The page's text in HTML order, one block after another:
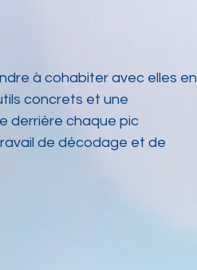
à cohabiter avec elles en
concrets et une
derrière chaque pic
de décodage et de